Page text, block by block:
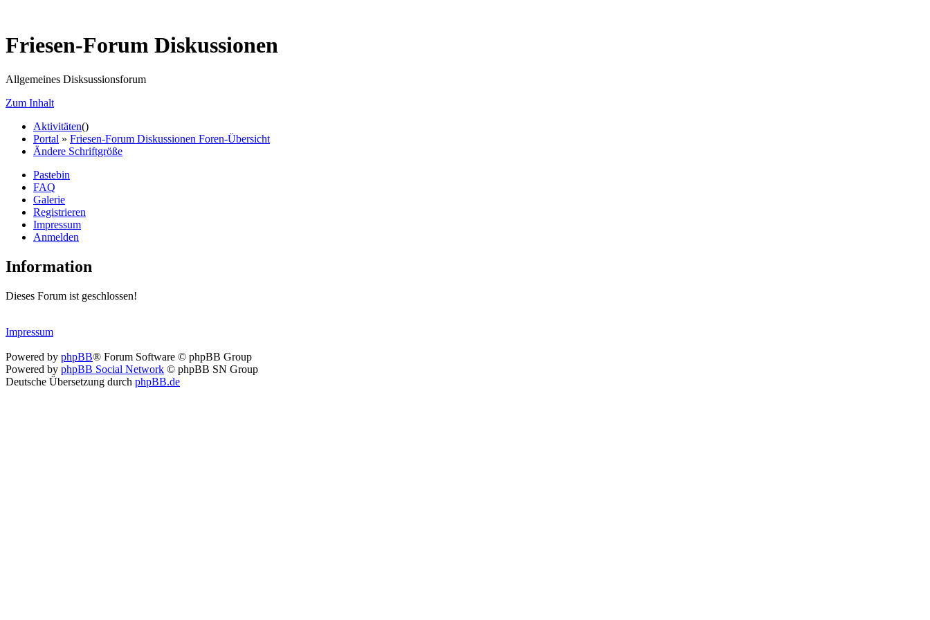
Friesen-Forum Diskussionen
Allgemeines Disksussionsforum
Zum Inhalt
Aktivitäten()
Portal » Friesen-Forum Diskussionen Foren-Übersicht
Ändere Schriftgröße
Pastebin
FAQ
Galerie
Registrieren
Impressum
Anmelden
Information
Dieses Forum ist geschlossen!
Impressum
Powered by phpBB® Forum Software © phpBB Group
Powered by phpBB Social Network © phpBB SN Group
Deutsche Übersetzung durch phpBB.de